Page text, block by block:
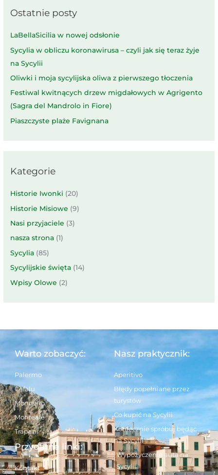
Ostatnie posty
LaBellaSicilia w nowej odsłonie
Sycylia w obliczu koronawirusa – czyli jak się teraz żyje
na Sycylii
Oliwki i moja sycylijska oliwa z pierwszego tłoczenia
Festiwal kwitnących drzew migdałowych w Agrigento
(Sagra del Mandrolo in Fiore)
Piaszczyste plaże Favignana
Kategorie
Historie Iwonki (20)
Historie Misiowe (9)
Nasi przyjaciele (3)
nasza strona (1)
Sycylia (85)
Sycylijskie święta (14)
Wpisy Olowe (2)
Warto zobaczyć:
Palermo
Cefalu
Mondello
Monreale
Trapani
Nasz praktycznik:
Aperitivo
Błędy popełniane przez
turystów
Co kupić na Sycylii
Koniecznie spróbuj będąc
na Sycylii
Wypożyczenie auta na
Sycylii
Przydatne linki:
Kontakt